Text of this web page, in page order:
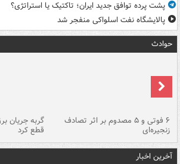
پشت پرده توافق جدید ایران؛ تاکتیک یا استراتژی؟
پالایشگاه نفت اسلواکی منفجر شد
حوادث
۶ فوتی و ۵ مصدوم بر اثر تصادف
زنجیره‌ای
گربه جریان
قطع کرد
آخرین اخبار